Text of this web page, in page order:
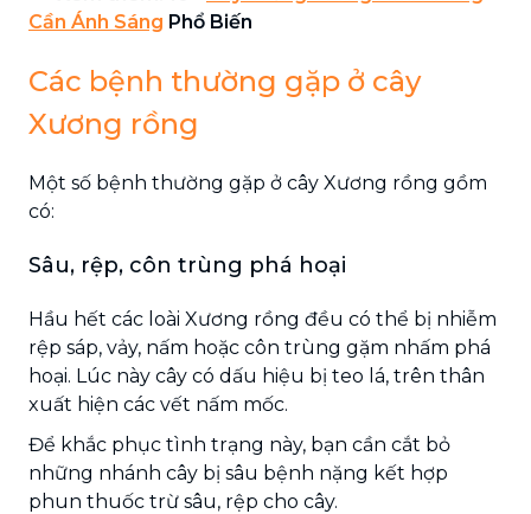
Cần Ánh Sáng Phổ Biến
Các bệnh thường gặp ở cây
Xương rồng
Một số bệnh thường gặp ở cây Xương rồng gồm
có:
Sâu, rệp, côn trùng phá hoại
Hầu hết các loài Xương rồng đều có thể bị nhiễm
rệp sáp, vảy, nấm hoặc côn trùng gặm nhấm phá
hoại. Lúc này cây có dấu hiệu bị teo lá, trên thân
xuất hiện các vết nấm mốc.
Để khắc phục tình trạng này, bạn cần cắt bỏ
những nhánh cây bị sâu bệnh nặng kết hợp
phun thuốc trừ sâu, rệp cho cây.